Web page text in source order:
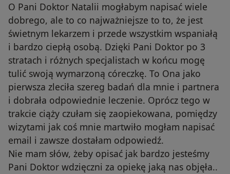
O Pani Doktor Natalii mogłabym napisać wiele
dobrego, ale to co najważniejsze to to, że jest
świetnym lekarzem i przede wszystkim wspaniałą
i bardzo ciepłą osobą. Dzięki Pani Doktor po 3
stratach i różnych specjalistach w końcu mogę
tulić swoją wymarzoną córeczkę. To Ona jako
pierwsza zleciła szereg badań dla mnie i partnera
i dobrała odpowiednie leczenie. Oprócz tego w
trakcie ciąży czułam się zaopiekowana, pomiędzy
wizytami jak coś mnie martwiło mogłam napisać
email i zawsze dostałam odpowiedź.
Nie mam słów, żeby opisać jak bardzo jesteśmy
Pani Doktor wdzięczni za opiekę jaką nas objęła..